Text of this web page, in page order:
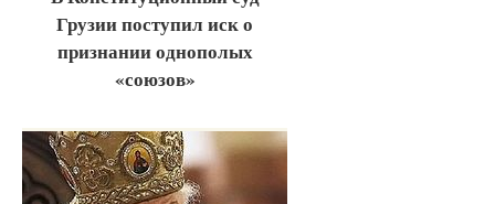
Грузии поступил иск о
признании однополых
«союзов»